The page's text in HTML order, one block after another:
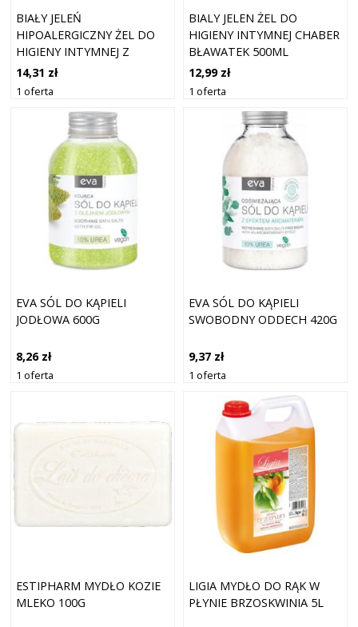
BIAŁY JELEŃ
HIPOALERGICZNY ŻEL DO
HIGIENY INTYMNEJ Z
ALOESEM 500ML
14,31 zł
1 oferta
BIALY JELEN ŻEL DO
HIGIENY INTYMNEJ CHABER
BŁAWATEK 500ML
12,99 zł
1 oferta
EVA SÓL DO KĄPIELI
JODŁOWA 600G
8,26 zł
1 oferta
EVA SÓL DO KĄPIELI
SWOBODNY ODDECH 420G
9,37 zł
1 oferta
ESTIPHARM MYDŁO KOZIE
MLEKO 100G
LIGIA MYDŁO DO RĄK W
PŁYNIE BRZOSKWINIA 5L